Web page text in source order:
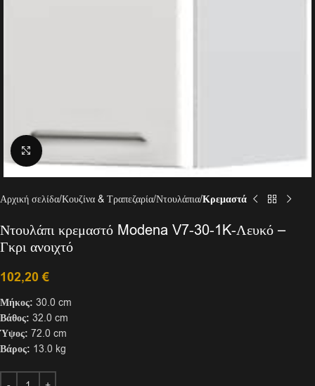
Click to enlarge
Αρχική σελίδα Κουζίνα & Τραπεζαρία Ντουλάπια Κρεμαστά
Ντουλάπι κρεμαστό Modena V7-30-1K-Λευκό –
Γκρι ανοιχτό
102,20€
Μήκος: 30.0 cm
Βάθος: 32.0 cm
Ύψος: 72.0 cm
Βάρος: 13.0 kg